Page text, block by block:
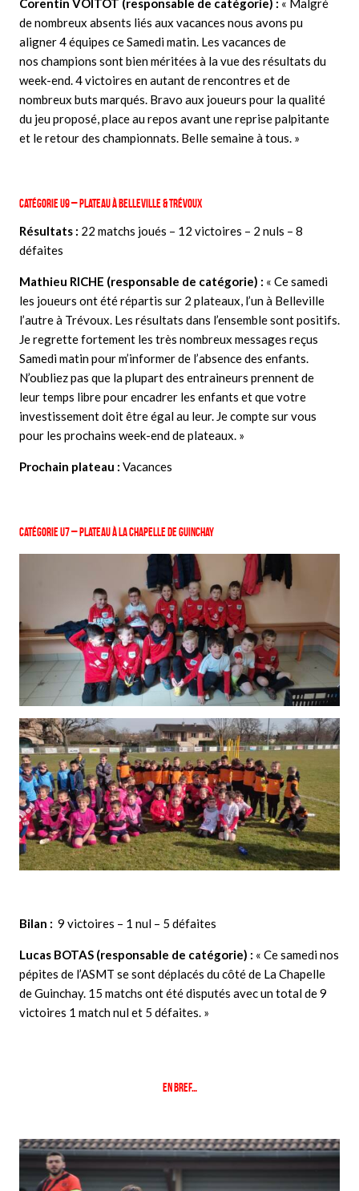
Corentin VOITOT (responsable de catégorie) : « Malgré
de nombreux absents liés aux vacances nous avons pu
aligner 4 équipes ce Samedi matin. Les vacances de
nos champions sont bien méritées à la vue des résultats du
week-end. 4 victoires en autant de rencontres et de
nombreux buts marqués. Bravo aux joueurs pour la qualité
du jeu proposé, place au repos avant une reprise palpitante
et le retour des championnats. Belle semaine à tous. »
Catégorie U9 – Plateau à Belleville & Trévoux
Résultats : 22 matchs joués – 12 victoires – 2 nuls – 8
défaites
Mathieu RICHE (responsable de catégorie) : « Ce samedi
les joueurs ont été répartis sur 2 plateaux, l’un à Belleville
l’autre à Trévoux. Les résultats dans l’ensemble sont positifs.
Je regrette fortement les très nombreux messages reçus
Samedi matin pour m’informer de l’absence des enfants.
N’oubliez pas que la plupart des entraineurs prennent de
leur temps libre pour encadrer les enfants et que votre
investissement doit être égal au leur. Je compte sur vous
pour les prochains week-end de plateaux. »
Prochain plateau : Vacances
Catégorie U7 – Plateau à La Chapelle de Guinchay
Bilan : 9 victoires – 1 nul – 5 défaites
Lucas BOTAS (responsable de catégorie) : « Ce samedi nos
pépites de l’ASMT se sont déplacés du côté de La Chapelle
de Guinchay. 15 matchs ont été disputés avec un total de 9
victoires 1 match nul et 5 défaites. »
En bref…